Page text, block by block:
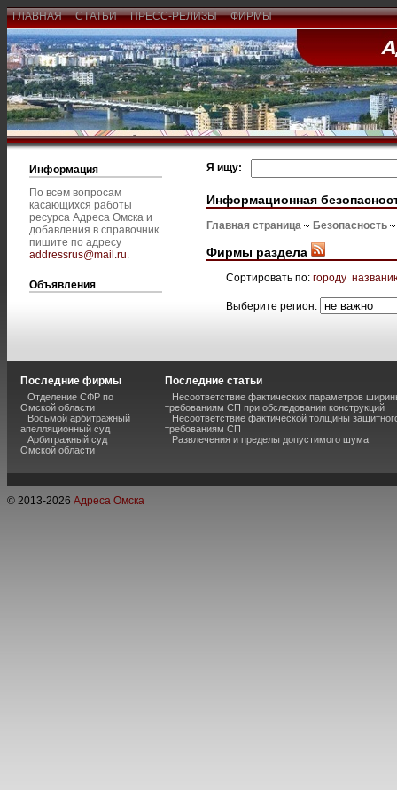
ГЛАВНАЯ СТАТЬИ ПРЕСС-РЕЛИЗЫ ФИРМЫ
Информация
По всем вопросам
касающихся работы
ресурса Адреса Омска и
добавления в справочник
пишите по адресу
addressrus@mail.ru.
Объявления
Я ищу:
Информационная
Главная страница Безопасность
Фирмы раздела
Сортировать по: городу
Выберите регион:
Последние фирмы
Отделение СФР по
Омской области
Восьмой арбитражный
апелляционный суд
Арбитражный суд
Омской области
Последние статьи
Несоответствие фактических параметров
требованиям СП при обследовании конструкций
Несоответствие фактической толщины
требованиям СП
Развлечения и пределы допустимого шума
© 2013-2026 Адреса Омска